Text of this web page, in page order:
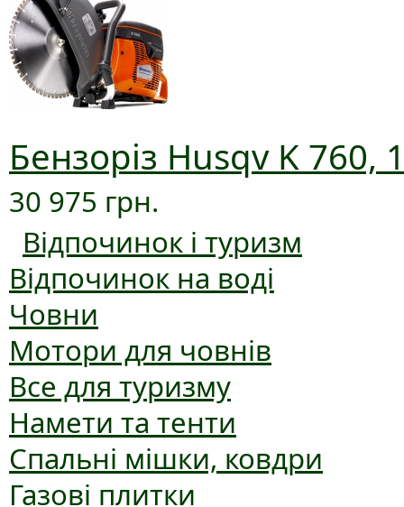
Бензоріз Husqv K 760,
30 975 грн.
Відпочинок і туризм
Відпочинок на воді
Човни
Мотори для човнів
Все для туризму
Намети та тенти
Спальні мішки, ковдри
Газові плитки